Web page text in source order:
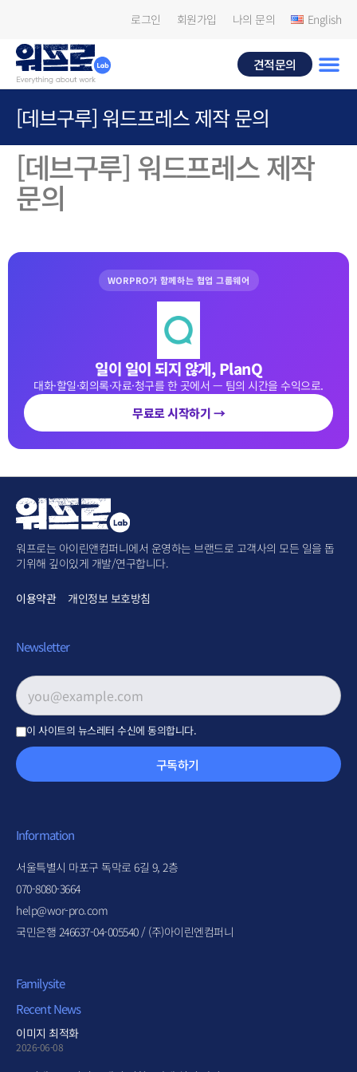
로그인 회원가입 나의 문의 English
견적문의
[데브구루] 워드프레스 제작 문의
[데브구루] 워드프레스 제작
문의
WORPRO가 함께하는 협업 그룹웨어
일이 일이 되지 않게, PlanQ
대화·할일·회의록·자료·청구를 한 곳에서 — 팀의 시간을 수익으로.
무료로 시작하기 →
워프로는 아이린앤컴퍼니에서 운영하는 브랜드로 고객사의 모든 일을 돕
기위해 깊이있게 개발/연구합니다.
이용약관 개인정보 보호방침
Newsletter
이메일 주소*
이 사이트의 뉴스레터 수신에 동의합니다.
구독하기
Information
서울특별시 마포구 독막로 6길 9, 2층
070-8080-3664
help@wor-pro.com
국민은행 246637-04-005540 / (주)아이린엔컴퍼니
Familysite
Recent News
이미지 최적화
2026-06-08